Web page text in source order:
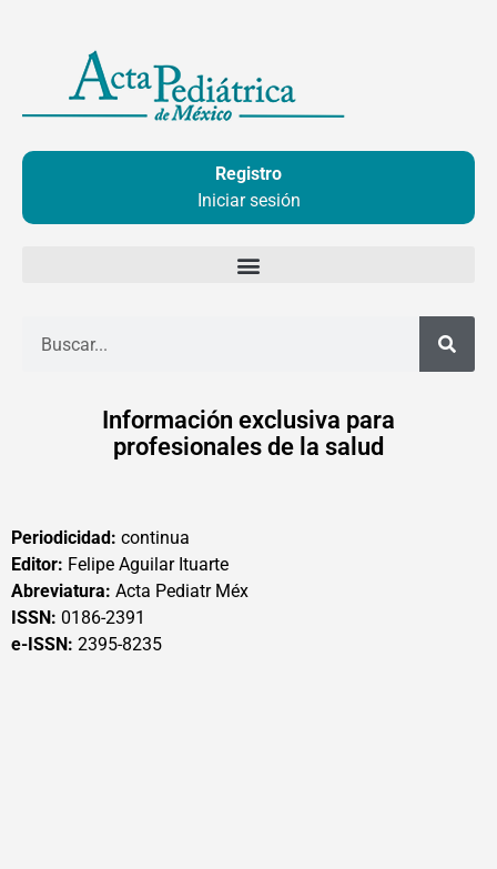
contenido
Registro
Iniciar sesión
Información exclusiva para
profesionales de la salud
Periodicidad: continua
Editor: Felipe Aguilar Ituarte
Abreviatura: Acta Pediatr Méx
ISSN: 0186-2391
e-ISSN: 2395-8235